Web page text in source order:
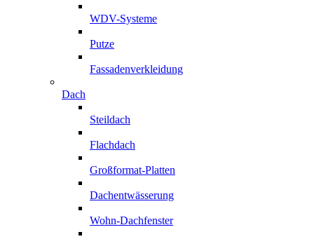
WDV-Systeme
Putze
Fassadenverkleidung
Dach
Steildach
Flachdach
Großformat-Platten
Dachentwässerung
Wohn-Dachfenster